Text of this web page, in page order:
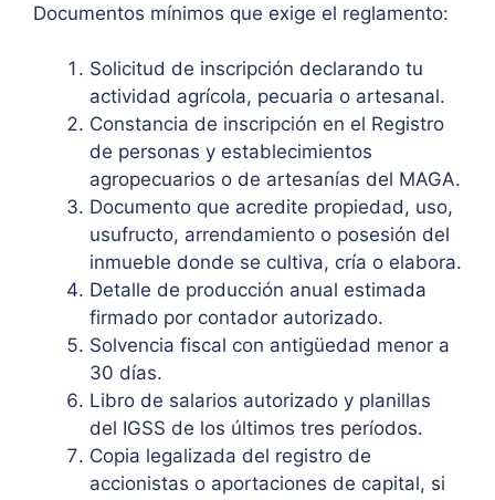
Documentos mínimos que exige el reglamento:
Solicitud de inscripción declarando tu
actividad agrícola, pecuaria o artesanal.
Constancia de inscripción en el Registro
de personas y establecimientos
agropecuarios o de artesanías del MAGA.
Documento que acredite propiedad, uso,
usufructo, arrendamiento o posesión del
inmueble donde se cultiva, cría o elabora.
Detalle de producción anual estimada
firmado por contador autorizado.
Solvencia fiscal con antigüedad menor a
30 días.
Libro de salarios autorizado y planillas
del IGSS de los últimos tres períodos.
Copia legalizada del registro de
accionistas o aportaciones de capital, si